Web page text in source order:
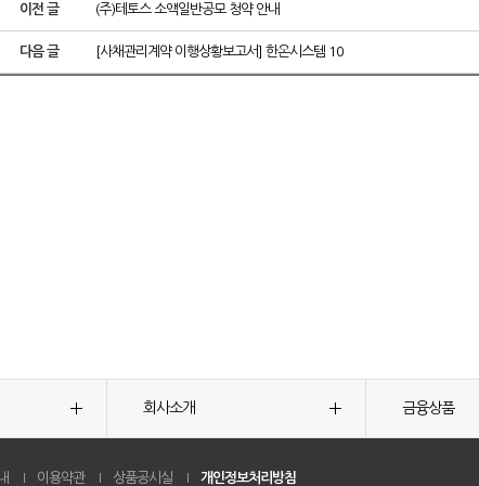
이전 글 (주)테토스 소액일반공모 청약 안내
다음 글 [사채관리계약 이행상황보고서] 한온시스템 10
회사소개 금융상품
이용약관 상품공시실 개인정보처리방침